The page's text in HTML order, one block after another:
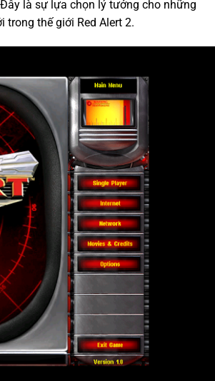
là sự lựa chọn lý tưởng cho những
thế giới Red Alert 2.